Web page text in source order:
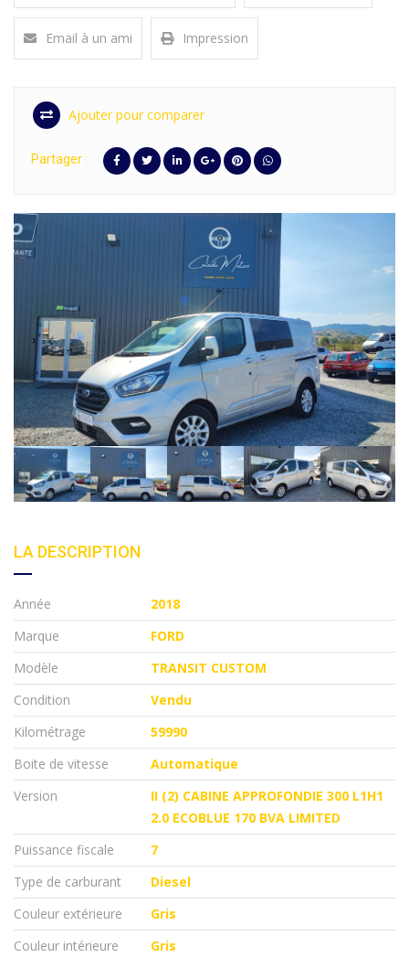
Email à un ami Impression
Ajouter pour comparer
Partager :
LA DESCRIPTION
Année
2018
Marque
FORD
Modèle
TRANSIT CUSTOM
Condition
Vendu
Kilométrage
59990
Boite de vitesse
Automatique
Version
II (2) CABINE APPROFONDIE 300 L1H1
2.0 ECOBLUE 170 BVA LIMITED
Puissance fiscale
7
Type de carburant
Diesel
Couleur extérieure
Gris
Couleur intérieure
Gris